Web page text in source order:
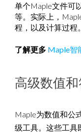
单个Maple文件可
等。实际上，
程，以及计算过程。
了解更多 Maple智
高级数值
Maple为数值和公式
级工具。这些工具